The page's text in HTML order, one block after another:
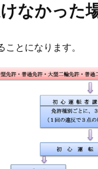
なかった
ことになります。